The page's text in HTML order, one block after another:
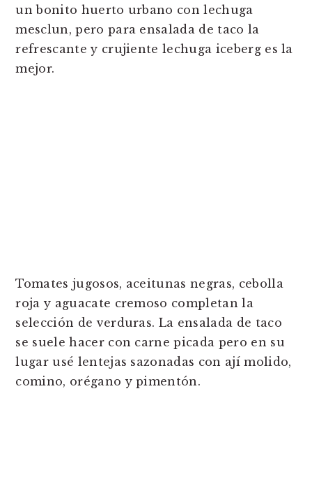
un bonito huerto urbano con lechuga
mesclun, pero para ensalada de taco la
refrescante y crujiente lechuga iceberg es la
mejor.
Tomates jugosos, aceitunas negras, cebolla
roja y aguacate cremoso completan la
selección de verduras. La ensalada de taco
se suele hacer con carne picada pero en su
lugar usé lentejas sazonadas con ají molido,
comino, orégano y pimentón.